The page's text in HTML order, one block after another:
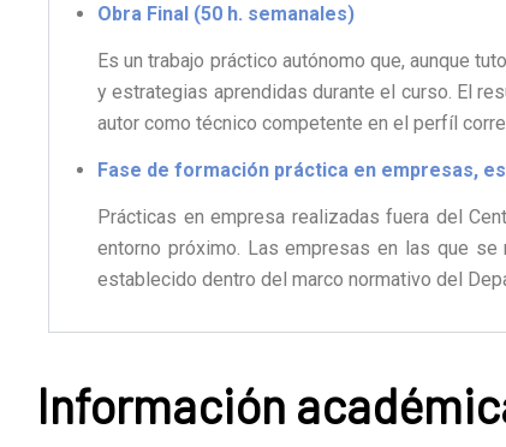
Obra Final (50 h. semanales)
Es un trabajo práctico autónomo que, aunque
y estrategias aprendidas durante el curso. El
autor como técnico competente en el perfíl
Fase de formación práctica en empresas,
Prácticas en empresa realizadas fuera del
entorno próximo. Las empresas en las que
establecido dentro del marco normativo del
Información